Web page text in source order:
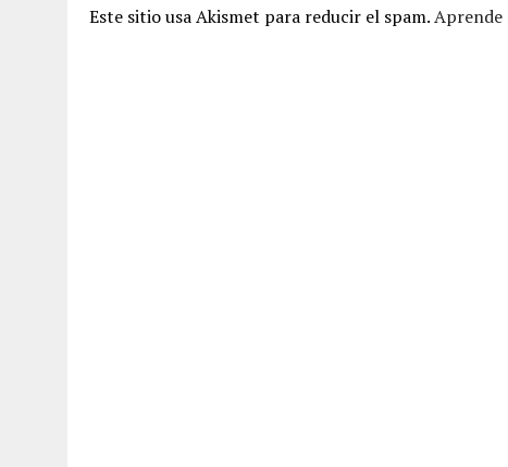
Este sitio usa Akismet para reducir el spam.Aprende